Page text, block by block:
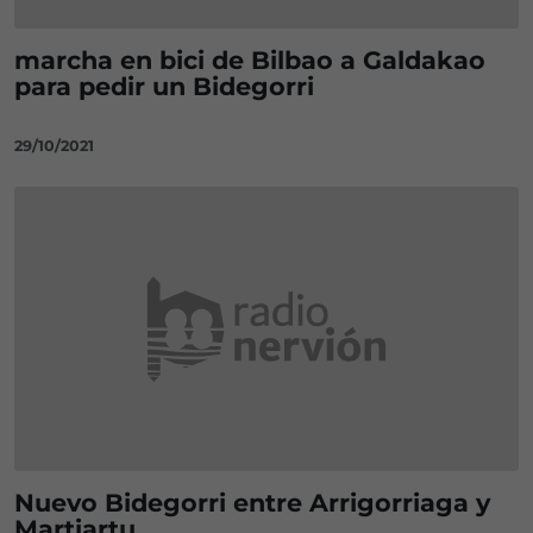
marcha en bici de Bilbao a Galdakao
para pedir un Bidegorri
29/10/2021
Nuevo Bidegorri entre Arrigorriaga y